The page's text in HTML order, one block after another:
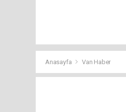
Anasayfa Van Haber